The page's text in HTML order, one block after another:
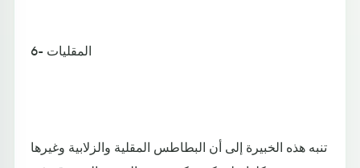
6- المقليات
تنبه هذه الخبيرة إلى أن البطاطس المقلية والزلابية وغيرها